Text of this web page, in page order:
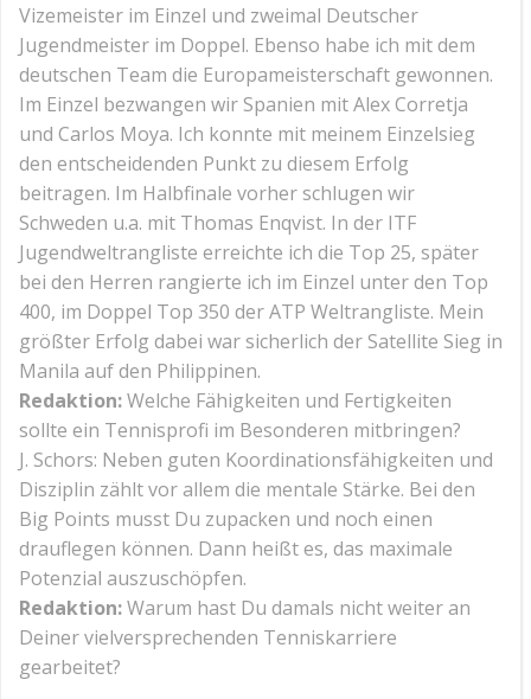
Vizemeister im Einzel und zweimal Deutscher
Jugendmeister im Doppel. Ebenso habe ich mit dem
deutschen Team die Europameisterschaft gewonnen.
Im Einzel bezwangen wir Spanien mit Alex Corretja
und Carlos Moya. Ich konnte mit meinem Einzelsieg
den entscheidenden Punkt zu diesem Erfolg
beitragen. Im Halbfinale vorher schlugen wir
Schweden u.a. mit Thomas Enqvist. In der ITF
Jugendweltrangliste erreichte ich die Top 25, später
bei den Herren rangierte ich im Einzel unter den Top
400, im Doppel Top 350 der ATP Weltrangliste. Mein
größter Erfolg dabei war sicherlich der Satellite Sieg in
Manila auf den Philippinen.
Redaktion:Welche Fähigkeiten und Fertigkeiten
sollte ein Tennisprofi im Besonderen mitbringen?
J. Schors: Neben guten Koordinationsfähigkeiten und
Disziplin zählt vor allem die mentale Stärke. Bei den
Big Points musst Du zupacken und noch einen
drauflegen können. Dann heißt es, das maximale
Potenzial auszuschöpfen.
Redaktion:Warum hast Du damals nicht weiter an
Deiner vielversprechenden Tenniskarriere
gearbeitet?